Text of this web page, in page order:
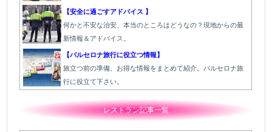
【安全に過ごすアドバイス 】
何かと不安な治安、本当のところはどうなの？現地からの最
新情報＆アドバイス。
【バルセロナ旅行に役立つ情報】
旅立つ前の準備、お得な情報をまとめて紹介。バルセロナ旅
行に役立て下さい。
レストラン記事一覧